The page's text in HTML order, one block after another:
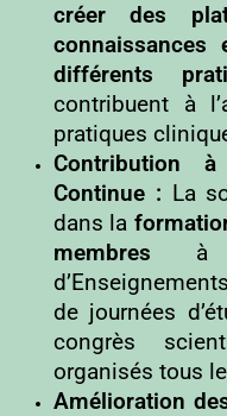
créer des
connaissances
différents
contribuent à
pratiques
Contribution
Continue : La
dans la
membres à
de journées
congrès
organisés tous
Amélioration